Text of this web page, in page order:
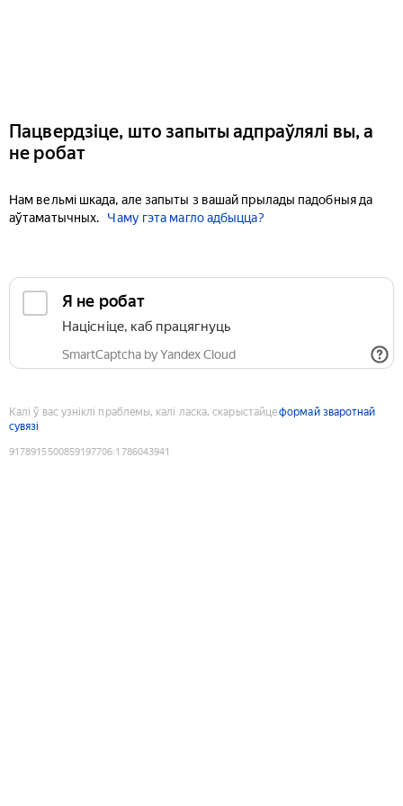
Пацвердзіце, што запыты адпраўлялі вы, а
не робат
Нам вельмі шкада, але запыты з вашай прылады падобныя да
аўтаматычных.
Чаму гэта магло адбыцца?
Я не робат
Націсніце, каб працягнуць
SmartCaptcha by Yandex Cloud
Калі ў вас узніклі праблемы, калі ласка, скарыстайцеформай зваротнай
сувязі
9178915500859197706:1786043941